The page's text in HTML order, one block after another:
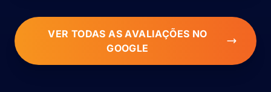
VER TODAS AS AVALIAÇÕES NO
GOOGLE